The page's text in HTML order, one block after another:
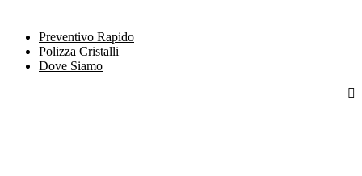
Preventivo Rapido
Polizza Cristalli
Dove Siamo